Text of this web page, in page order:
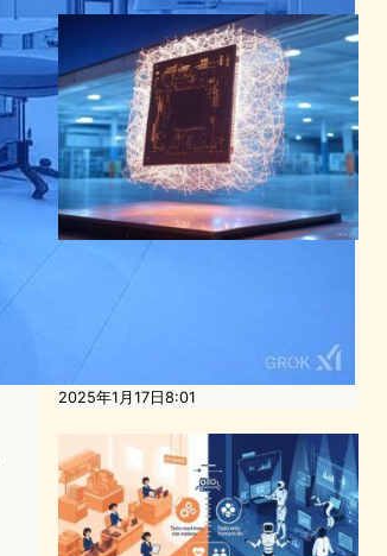
TSMC決算｜AI半導体需要が
高を記録 – 2025年も成長継
続へ
2025年1月17日8:01